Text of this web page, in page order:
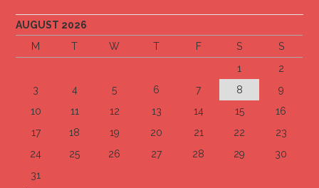
AUGUST 2026
M
T W T F S
S
1
2
3
4 5 6 7 8
9
10
11 12 13 14 15
16
17
18 19 20 21 22
23
24
25 26 27 28 29
30
31